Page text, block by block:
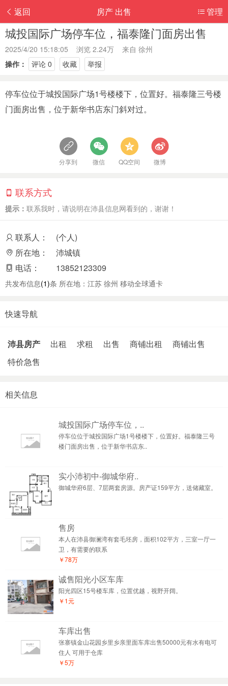
返回 管理
房产 出售
城投国际广场停车位，福泰隆门面房出售
2025/4/20 15:18:05 浏览 2.24万 来自 徐州
操作：
评论 0 收藏 举报
停车位位于城投国际广场1号楼楼下，位置好。福泰隆三号楼
门面房出售，位于新华书店东门斜对过。
分享到 微信 QQ空间 微博
联系方式
提示： 联系我时，请说明在沛县信息网看到的，谢谢！
联系人：
(个人)
所在地：
沛城镇
电话：
13852123309
共发布信息(1)条 所在地：江苏 徐州 移动全球通卡
快速导航
沛县房产 出租 求租 出售 商铺出租
商铺出售
特价急售
相关信息
城投国际广场停车位，..
停车位位于城投国际广场1号楼楼下，位置好。福泰隆三号
楼门面房出售，位于新华书店东..
实小沛初中-御城华府..
御城华府6层、7层两套房源。房产证159平方，送储藏室。
售房
本人在沛县御澜湾有套毛坯房，面积102平方，三室一厅一
卫，有需要的联系
￥78万
诚售阳光小区车库
阳光四区15号楼车库，位置优越，视野开阔。
￥1元
车库出售
张寨镇金山花园乡里乡亲里面车库出售50000元有水有电可
住人 可用于仓库
￥5万